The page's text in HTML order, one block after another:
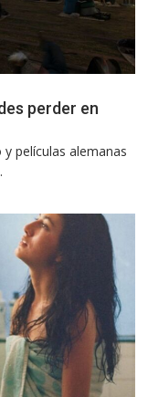
perder en
películas alemanas